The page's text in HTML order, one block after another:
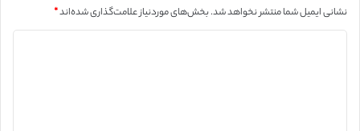
نشانی ایمیل شما منتشر نخواهد شد.بخش‌های موردنیاز علامت‌گذاری شده‌اند*